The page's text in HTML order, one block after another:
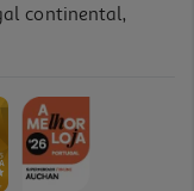
5.4 Brancos)
continental,